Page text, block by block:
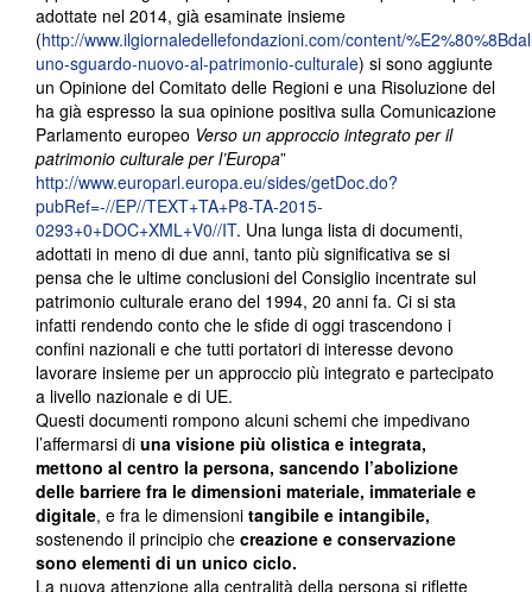
adottate nel 2014, già esaminate insieme
(http://www.ilgiornaledellefondazioni.com/content/
uno-sguardo-nuovo-al-patrimonio-culturale) si sono aggiunte
un Opinione del Comitato delle Regioni e una Risoluzione del
ha già espresso la sua opinione positiva sulla Comunicazione
Parlamento europeo Verso un approccio integrato per il
patrimonio culturale per l’Europa”
http://www.europarl.europa.eu/sides/getDoc.do?
pubRef=-//EP//TEXT+TA+P8-TA-2015-
0293+0+DOC+XML+V0//IT. Una lunga lista di documenti,
adottati in meno di due anni, tanto più significativa se si
pensa che le ultime conclusioni del Consiglio incentrate sul
patrimonio culturale erano del 1994, 20 anni fa. Ci si sta
infatti rendendo conto che le sfide di oggi trascendono i
confini nazionali e che tutti portatori di interesse devono
lavorare insieme per un approccio più integrato e partecipato
a livello nazionale e di UE.
Questi documenti rompono alcuni schemi che impedivano
l’affermarsi di una visione più olistica e integrata,
mettono al centro la persona, sancendo l’abolizione
delle barriere fra le dimensioni materiale, immateriale e
digitale, e fra le dimensioni tangibile e intangibile,
sostenendo il principio che creazione e conservazione
sono elementi di un unico ciclo.
La nuova attenzione alla centralità della persona si riflette